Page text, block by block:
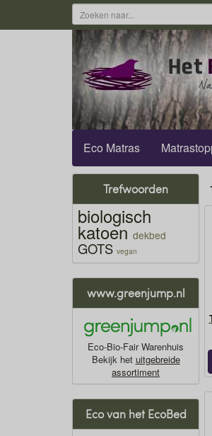
Eco Matras
Trefwoorden
biologisch
katoen dekbed
GOTS vegan
www.greenjump.nl
Eco-Bio-Fair Warenhuis
Bekijk het uitgebreide
assortiment
Eco van het EcoBed